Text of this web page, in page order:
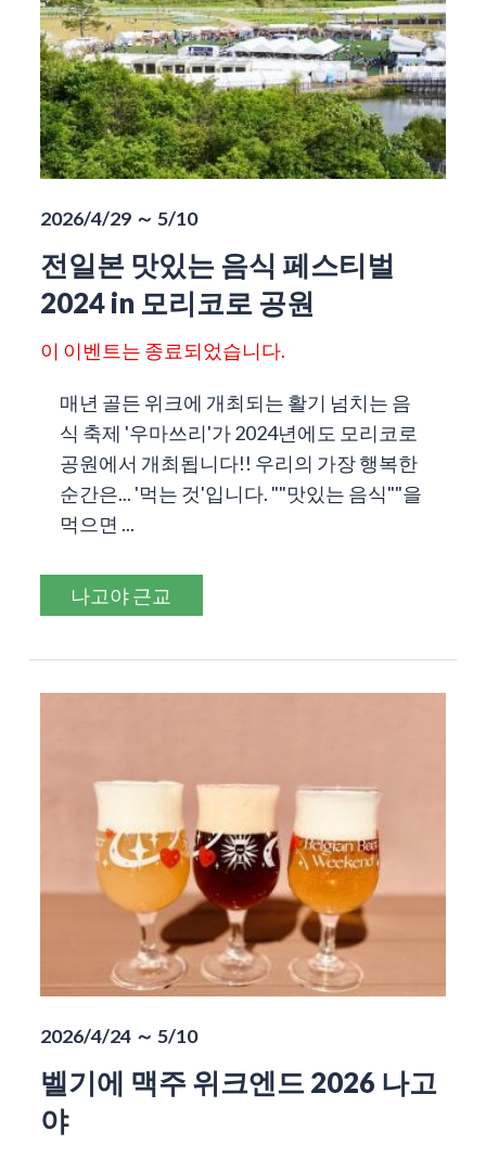
2026/4/29 ～ 5/10
전일본 맛있는 음식 페스티벌
2024 in 모리코로 공원
이 이벤트는 종료되었습니다.
매년 골든 위크에 개최되는 활기 넘치는 음
식 축제 '우마쓰리'가 2024년에도 모리코로
공원에서 개최됩니다!! 우리의 가장 행복한
순간은... '먹는 것'입니다. ""맛있는 음식""을
먹으면 ...
나고야 근교
2026/4/24 ～ 5/10
벨기에 맥주 위크엔드 2026 나고
야